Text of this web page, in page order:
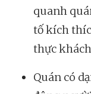
quanh
tố kích
thực
Quán có